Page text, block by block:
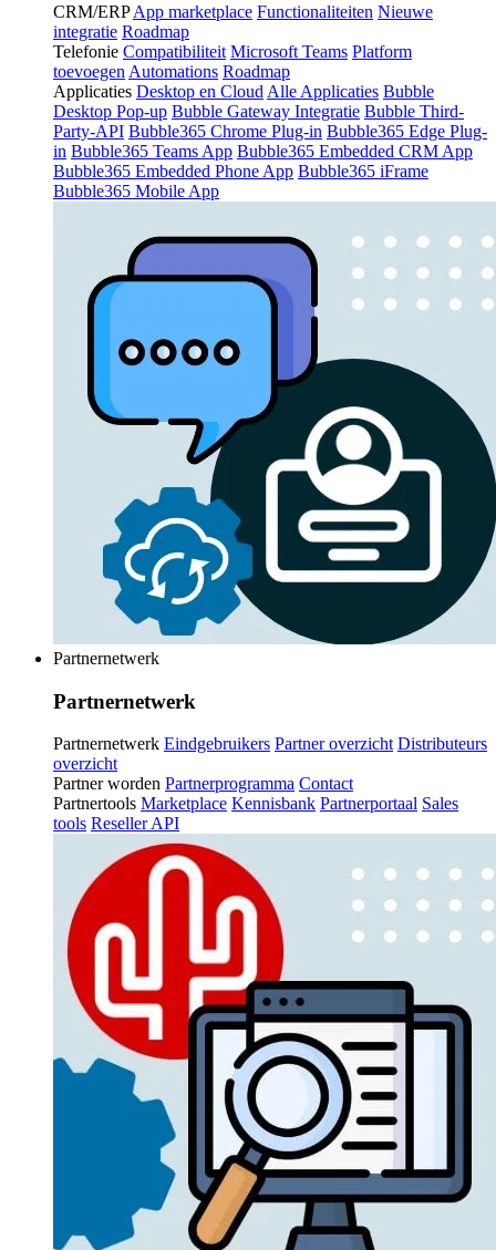
CRM/ERP App marketplace Functionaliteiten Nieuwe
integratie Roadmap
Telefonie Compatibiliteit Microsoft Teams Platform
toevoegen Automations Roadmap
Applicaties Desktop en Cloud Alle Applicaties Bubble
Desktop Pop-up Bubble Gateway Integratie Bubble Third-
Party-API Bubble365 Chrome Plug-in Bubble365 Edge Plug-
in Bubble365 Teams App Bubble365 Embedded CRM App
Bubble365 Embedded Phone App Bubble365 iFrame
Bubble365 Mobile App
Partnernetwerk
Partnernetwerk
Partnernetwerk Eindgebruikers Partner overzicht Distributeurs
overzicht
Partner worden Partnerprogramma Contact
Partnertools Marketplace Kennisbank Partnerportaal Sales
tools Reseller API